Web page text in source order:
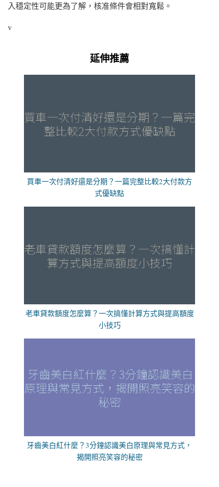
入穩定性可能更為了解，核准條件會相對寬鬆。
v
延伸推薦
買車一次付清好還是分期？一篇完整比較2大付款方
式優缺點
老車貸款額度怎麼算？一次搞懂計算方式與提高額度
小技巧
牙齒美白紅什麼？3分鐘認識美白原理與常見方式，
揭開照亮笑容的秘密